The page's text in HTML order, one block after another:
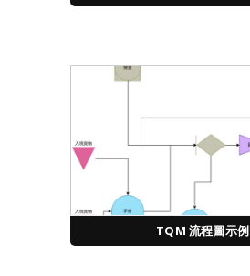
TQM 流程圖示例